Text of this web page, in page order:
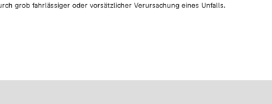
grob fahrlässiger oder vorsätzlicher Verursachung eines Unfalls.